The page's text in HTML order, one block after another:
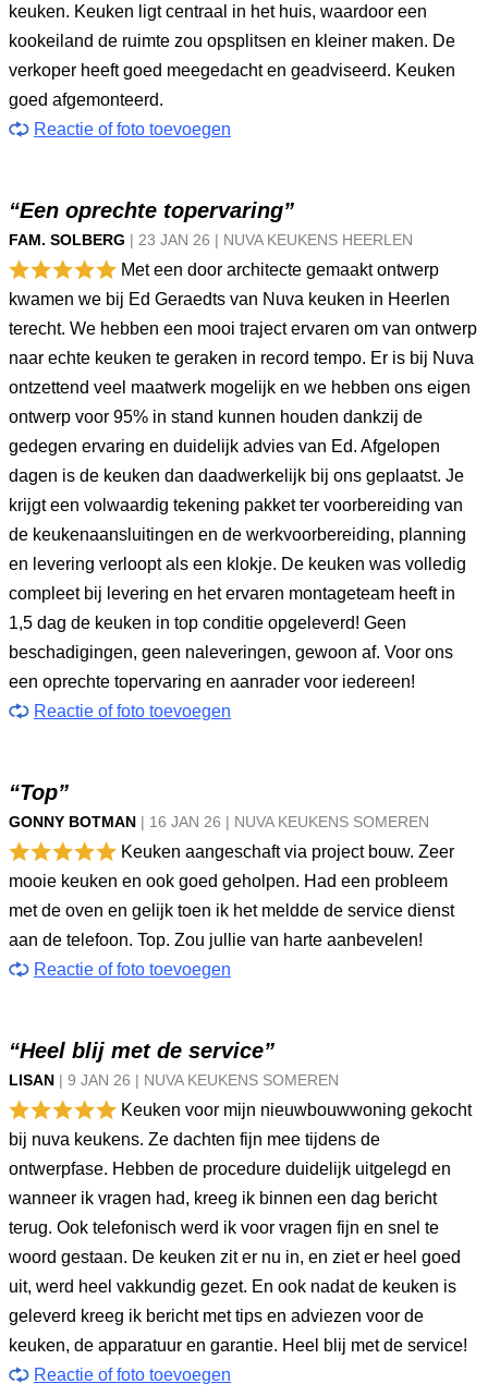
keuken. Keuken ligt centraal in het huis, waardoor een
kookeiland de ruimte zou opsplitsen en kleiner maken. De
verkoper heeft goed meegedacht en geadviseerd. Keuken
goed afgemonteerd.
Reactie of foto toevoegen
“Een oprechte topervaring”
FAM. SOLBERG | 23 JAN 26 | NUVA KEUKENS HEERLEN
Met een door architecte gemaakt ontwerp
kwamen we bij Ed Geraedts van Nuva keuken in Heerlen
terecht. We hebben een mooi traject ervaren om van ontwerp
naar echte keuken te geraken in record tempo. Er is bij Nuva
ontzettend veel maatwerk mogelijk en we hebben ons eigen
ontwerp voor 95% in stand kunnen houden dankzij de
gedegen ervaring en duidelijk advies van Ed. Afgelopen
dagen is de keuken dan daadwerkelijk bij ons geplaatst. Je
krijgt een volwaardig tekening pakket ter voorbereiding van
de keukenaansluitingen en de werkvoorbereiding, planning
en levering verloopt als een klokje. De keuken was volledig
compleet bij levering en het ervaren montageteam heeft in
1,5 dag de keuken in top conditie opgeleverd! Geen
beschadigingen, geen naleveringen, gewoon af. Voor ons
een oprechte topervaring en aanrader voor iedereen!
Reactie of foto toevoegen
“Top”
GONNY BOTMAN | 16 JAN 26 | NUVA KEUKENS SOMEREN
Keuken aangeschaft via project bouw. Zeer
mooie keuken en ook goed geholpen. Had een probleem
met de oven en gelijk toen ik het meldde de service dienst
aan de telefoon. Top. Zou jullie van harte aanbevelen!
Reactie of foto toevoegen
“Heel blij met de service”
LISAN | 9 JAN 26 | NUVA KEUKENS SOMEREN
Keuken voor mijn nieuwbouwwoning gekocht
bij nuva keukens. Ze dachten fijn mee tijdens de
ontwerpfase. Hebben de procedure duidelijk uitgelegd en
wanneer ik vragen had, kreeg ik binnen een dag bericht
terug. Ook telefonisch werd ik voor vragen fijn en snel te
woord gestaan. De keuken zit er nu in, en ziet er heel goed
uit, werd heel vakkundig gezet. En ook nadat de keuken is
geleverd kreeg ik bericht met tips en adviezen voor de
keuken, de apparatuur en garantie. Heel blij met de service!
Reactie of foto toevoegen